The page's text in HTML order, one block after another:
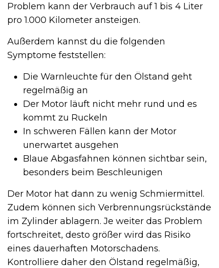
Problem kann der Verbrauch auf 1 bis 4 Liter
pro 1.000 Kilometer ansteigen.
Außerdem kannst du die folgenden
Symptome feststellen:
Die Warnleuchte für den Ölstand geht
regelmäßig an
Der Motor läuft nicht mehr rund und es
kommt zu Ruckeln
In schweren Fällen kann der Motor
unerwartet ausgehen
Blaue Abgasfahnen können sichtbar sein,
besonders beim Beschleunigen
Der Motor hat dann zu wenig Schmiermittel.
Zudem können sich Verbrennungsrückstände
im Zylinder ablagern. Je weiter das Problem
fortschreitet, desto größer wird das Risiko
eines dauerhaften Motorschadens.
Kontrolliere daher den Ölstand regelmäßig,